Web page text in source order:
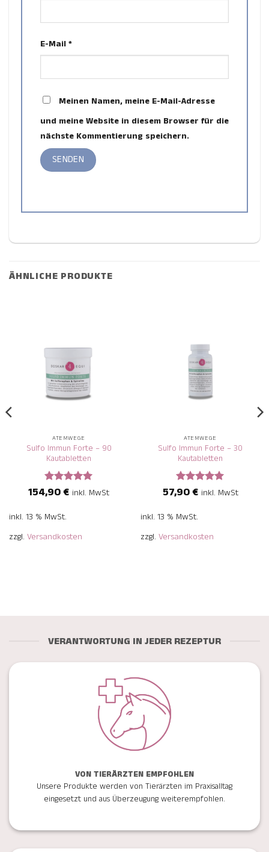
E-Mail *
Meinen Namen, meine E-Mail-Adresse
und meine Website in diesem Browser für die
nächste Kommentierung speichern.
ÄHNLICHE PRODUKTE
ATEMWEGE
Sulfo Immun Forte – 90
Kautabletten
Bewertet
mit
154,90€ inkl. MwSt
inkl. 13 % MwSt.
zzgl. Versandkosten
ATEMWEGE
Sulfo Immun Forte – 30
Kautabletten
Bewertet
57,90€ inkl. MwSt
inkl. 13 % MwSt.
zzgl. Versandkosten
VERANTWORTUNG IN JEDER REZEPTUR
VON TIERÄRZTEN EMPFOHLEN
Unsere Produkte werden von Tierärzten im Praxisalltag
eingesetzt und aus Überzeugung weiterempfohlen.